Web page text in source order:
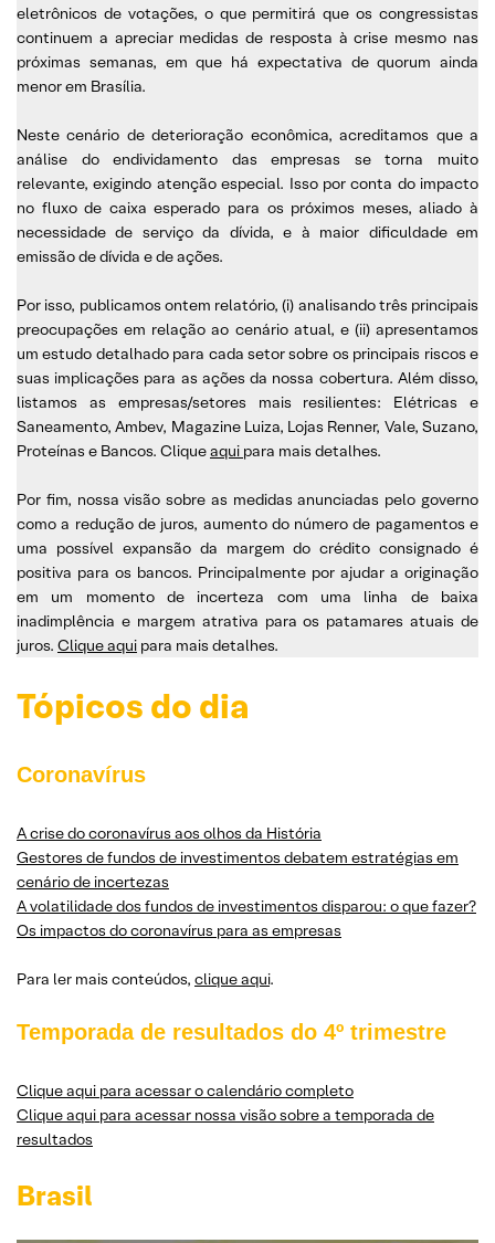
eletrônicos de votações, o que permitirá que os congressistas
continuem a apreciar medidas de resposta à crise mesmo nas
próximas semanas, em que há expectativa de quorum ainda
menor em Brasília.
Neste cenário de deterioração econômica, acreditamos que a
análise do endividamento das empresas se torna muito
relevante, exigindo atenção especial. Isso por conta do impacto
no fluxo de caixa esperado para os próximos meses, aliado à
necessidade de serviço da dívida, e à maior dificuldade em
emissão de dívida e de ações.
Por isso, publicamos ontem relatório, (i) analisando três principais
preocupações em relação ao cenário atual, e (ii) apresentamos
um estudo detalhado para cada setor sobre os principais riscos e
suas implicações para as ações da nossa cobertura. Além disso,
listamos as empresas/setores mais resilientes: Elétricas e
Saneamento, Ambev, Magazine Luiza, Lojas Renner, Vale, Suzano,
Proteínas e Bancos. Cliqueaqui para mais detalhes.
Por fim, nossa visão sobre as medidas anunciadas pelo governo
como a redução de juros, aumento do número de pagamentos e
uma possível expansão da margem do crédito consignado é
positiva para os bancos. Principalmente por ajudar a originação
em um momento de incerteza com uma linha de baixa
inadimplência e margem atrativa para os patamares atuais de
juros. Clique aqui para mais detalhes.
Tópicos do dia
Coronavírus
A crise do coronavírus aos olhos da História
Gestores de fundos de investimentos debatem estratégias em
cenário de incertezas
A volatilidade dos fundos de investimentos disparou: o que fazer?
Os impactos do coronavírus para as empresas
Para ler mais conteúdos, clique aqui.
Temporada de resultados do 4º trimestre
Clique aqui para acessar o calendário completo
Clique aqui para acessar nossa visão sobre a temporada de
resultados
Brasil